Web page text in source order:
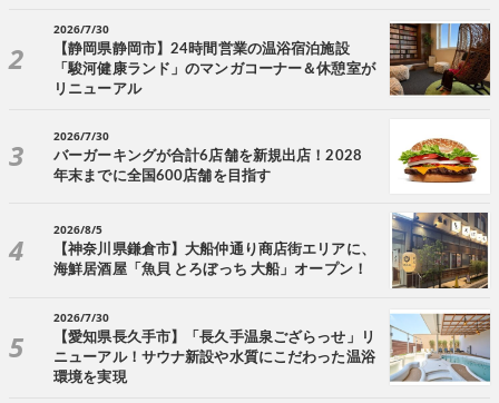
2026/7/30
【静岡県静岡市】24時間営業の温浴宿泊施設
「駿河健康ランド」のマンガコーナー＆休憩室が
リニューアル
2026/7/30
バーガーキングが合計6店舗を新規出店！2028
年末までに全国600店舗を目指す
2026/8/5
【神奈川県鎌倉市】大船仲通り商店街エリアに、
海鮮居酒屋「魚貝 とろぼっち 大船」オープン！
2026/7/30
【愛知県長久手市】「長久手温泉ござらっせ」リ
ニューアル！サウナ新設や水質にこだわった温浴
環境を実現